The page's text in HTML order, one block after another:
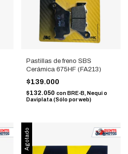
Pastillas de freno SBS
Cerámica 675HF (FA213)
$139.000
$132.050 con BRE-B, Nequi o
Daviplata (Sólo por web)
Agotado